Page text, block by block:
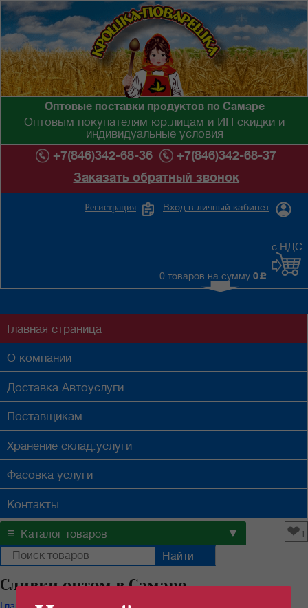
Оптовые поставки продуктов по Самаре
Оптовым покупателям юр.лицам и ИП скидки и
индивидуальные условия
+7(846)342-68-36
+7(846)342-68-37
Заказать обратный звонок
Вход в личный кабинет
Регистрация
0 товаров на сумму 0 c
с НДС
Главная страница
О компании
Доставка Автоуслуги
Поставщикам
Хранение склад.услуги
Фасовка услуги
Контакты
≡ Каталог товаров ▼ ❤1
Сливки оптом в Самаре